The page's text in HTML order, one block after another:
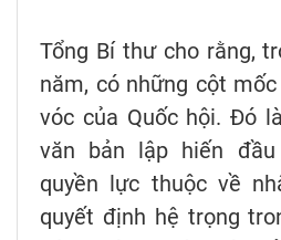
Tổng Bí thư cho rằng,
năm, có những cột
vóc của Quốc hội. Đó
văn bản lập hiến
quyền lực thuộc về
quyết định hệ trọng